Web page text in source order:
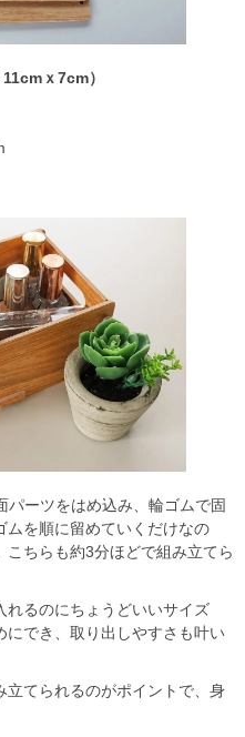
ｘ7cm）
パーツをはめ込み、輪ゴムで固
ムを順に留めていくだけなの
ちらも約3分ほどで組み立てら
れるのにちょうどいいサイズ
にでき、取り出しやすさも叶い
立てられるのがポイントで、身